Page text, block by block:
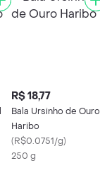
R$ 18,77
Bala Ursinho de Ouro
Haribo
(R$0.0751/g)
250 g